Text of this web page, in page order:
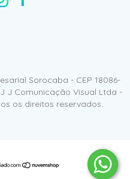
Sorocaba - CEP 18086-
J Comunicação Visual Ltda -
os direitos reservados.